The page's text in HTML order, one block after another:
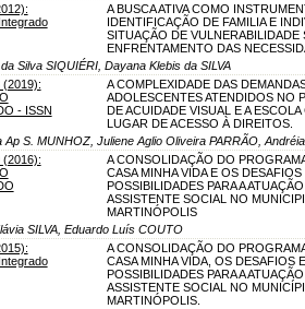
A BUSCA ATIVA COMO
IDENTIFICAÇÃO DE FAMILIA E
SITUAÇÃO DE VULNERABILIDADE
ENFRENTAMENTO DAS
Silva SIQUIÉRI, Dayana Klebis da SILVA
(2019):
- ISSN
A COMPLEXIDADE DAS
ADOLESCENTES ATENDIDOS NO
DE ACUIDADE VISUAL E A ESCOLA
LUGAR DE ACESSO À DIREITOS.
Ap S. MUNHOZ, Juliene Aglio Oliveira PARRÃO,
(2016):
A CONSOLIDAÇÃO DO
CASA MINHA VIDA E OS DESAFIOS
POSSIBILIDADES PARA A
ASSISTENTE SOCIAL NO
MARTINÓPOLIS
SILVA, Eduardo Luís COUTO
A CONSOLIDAÇÃO DO
CASA MINHA VIDA, OS DESAFIOS
POSSIBILIDADES PARA A
ASSISTENTE SOCIAL NO
MARTINÓPOLIS.